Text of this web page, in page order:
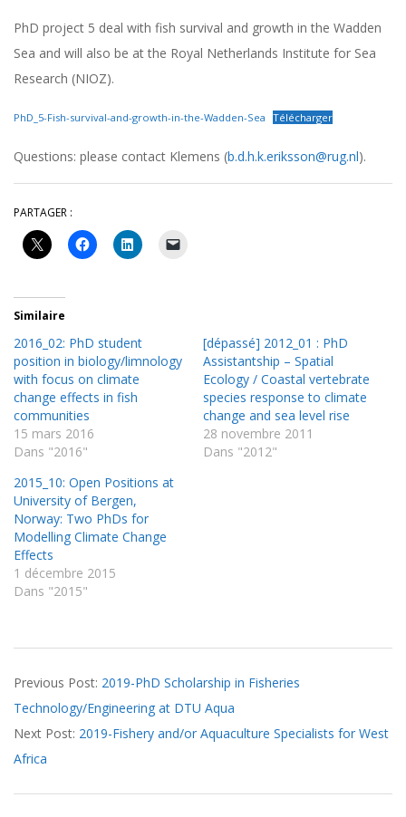
PhD project 5 deal with fish survival and growth in the Wadden
Sea and will also be at the Royal Netherlands Institute for Sea
Research (NIOZ).
PhD_5-Fish-survival-and-growth-in-the-Wadden-Sea Télécharger
Questions: please contact Klemens (b.d.h.k.eriksson@rug.nl).
PARTAGER :
Similaire
2016_02: PhD student
position in biology/limnology
with focus on climate
change effects in fish
communities
15 mars 2016
Dans "2016"
[dépassé] 2012_01 : PhD
Assistantship – Spatial
Ecology / Coastal vertebrate
species response to climate
change and sea level rise
28 novembre 2011
Dans "2012"
2015_10: Open Positions at
University of Bergen,
Norway: Two PhDs for
Modelling Climate Change
Effects
1 décembre 2015
Dans "2015"
01-
10
Previous Post: 2019-PhD Scholarship in Fisheries
Technology/Engineering at DTU Aqua
Next Post: 2019-Fishery and/or Aquaculture Specialists for West
Africa